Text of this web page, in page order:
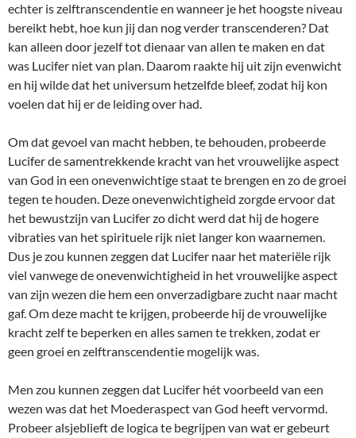
echter is zelftranscendentie en wanneer je het hoogste niveau
bereikt hebt, hoe kun jij dan nog verder transcenderen? Dat
kan alleen door jezelf tot dienaar van allen te maken en dat
was Lucifer niet van plan. Daarom raakte hij uit zijn evenwicht
en hij wilde dat het universum hetzelfde bleef, zodat hij kon
voelen dat hij er de leiding over had.
Om dat gevoel van macht hebben, te behouden, probeerde
Lucifer de samentrekkende kracht van het vrouwelijke aspect
van God in een onevenwichtige staat te brengen en zo de groei
tegen te houden. Deze onevenwichtigheid zorgde ervoor dat
het bewustzijn van Lucifer zo dicht werd dat hij de hogere
vibraties van het spirituele rijk niet langer kon waarnemen.
Dus je zou kunnen zeggen dat Lucifer naar het materiële rijk
viel vanwege de onevenwichtigheid in het vrouwelijke aspect
van zijn wezen die hem een onverzadigbare zucht naar macht
gaf. Om deze macht te krijgen, probeerde hij de vrouwelijke
kracht zelf te beperken en alles samen te trekken, zodat er
geen groei en zelftranscendentie mogelijk was.
Men zou kunnen zeggen dat Lucifer hét voorbeeld van een
wezen was dat het Moederaspect van God heeft vervormd.
Probeer alsjeblieft de logica te begrijpen van wat er gebeurt